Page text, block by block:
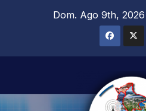
Dom. Ago 9th, 2026